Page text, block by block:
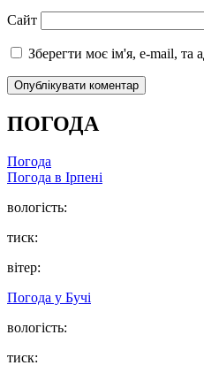
Сайт
Зберегти моє ім'я, e-mail, та
ПОГОДА
Погода
Погода в Ірпені
вологість:
тиск:
вітер:
Погода у Бучі
вологість:
тиск: